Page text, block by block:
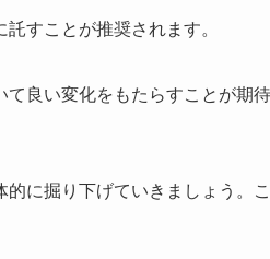
すことが推奨されます。
良い変化をもたらすことが期
に掘り下げていきましょう。